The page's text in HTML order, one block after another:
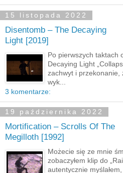
15 listopada 2022
Disentomb – The Decaying
Light [2019]
Po pierwszych taktach
Decaying Light
zachwyt i przekonanie,
wyk...
3 komentarze:
19 października 2022
Mortification – Scrolls Of The
Megilloth [1992]
Możecie się ze mnie
zobaczyłem klip do
autentycznie